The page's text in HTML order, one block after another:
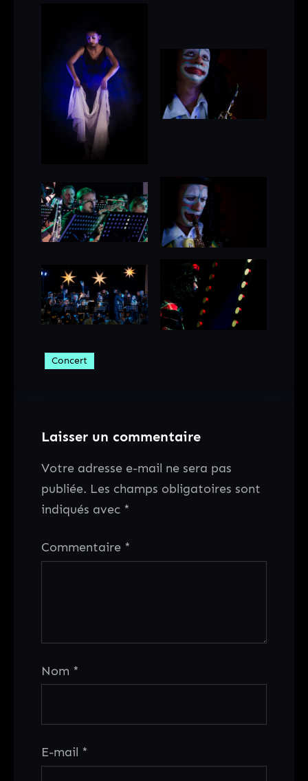
Concert
Laisser un commentaire
Votre adresse e-mail ne sera pas
publiée. Les champs obligatoires sont
indiqués avec *
Commentaire *
Nom *
E-mail *